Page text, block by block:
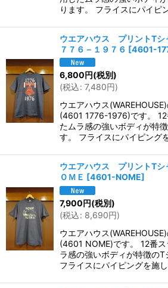
ります。 フライスにパイピ
ウエアハウス プリントT
７７６－１９７６ [4601-
6,800円(税別)
(税込: 7,480円)
ウエアハウス
(4601 1776-1976)です。 12
たムラ感の強いボディが特
す。 フライスにパイピング
ウエアハウス プリントT
ＯＭＥ [4601-NOME]
7,900円(税別)
(税込: 8,690円)
ウエアハウス
(4601 NOME)です。 12番
ラ感の強いボディが特徴のT
フライスにパイピングを施